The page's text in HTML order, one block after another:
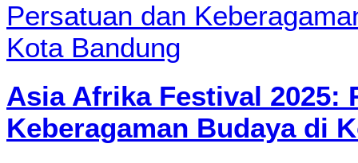
Asia Afrika Festival 2025:
Keberagaman Budaya di